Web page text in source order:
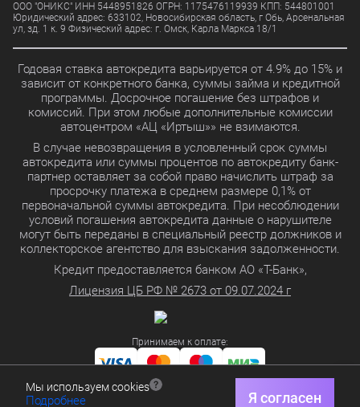
ООО "ОНИКС" ИНН 5448951826 ОГРН: 1175476119939 КПП: 544801001
Юридический адрес: 633102, Новосибирская область, г Обь, Арсенальная
ул, зд. 1 к. 9 Физический адрес: г. Омск, Карла Маркса 18/1
Годовая ставка автокредита варьируется от 4.9% до 15% и
зависит от конкретного банка, суммы займа и кредитной
программы. Досрочное погашение без штрафов и
комиссий. При этом любые дополнительные комиссии
автоцентром «АЦ «Иртыш»» не взимаются.
В случае невозвращения в условленный срок суммы
автокредита или суммы процентов по автокредиту банк-
партнер оставляет за собой право начислить штраф за
просрочку платежа в среднем размере 0,1% от
первоначальной суммы автокредита. При несоблюдении
условий погашения автокредита данные о нарушителе
могут быть переданы в специальный реестр должников и
коллекторское агентство для взыскания задолженности.
Кредит предоставляется банком АО «Т-Банк»,
Лицензия ЦБ РФ № 2673 от 09.07.2024 г
Принимаем к оплате:
Политика в отношении обработки персональных данных
Мы используем cookies
Подробнее Я согласен